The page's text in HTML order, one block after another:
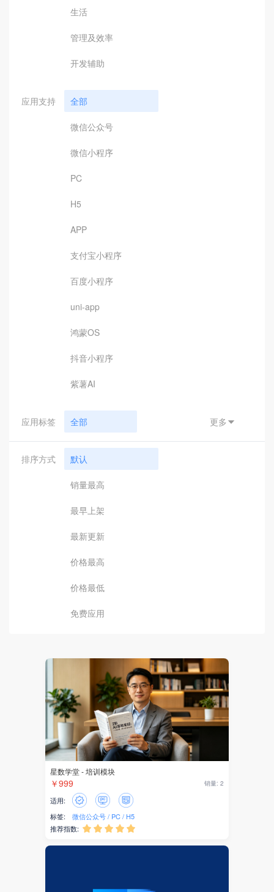
生活
管理及效率
开发辅助
应用支持 全部
微信公众号
微信小程序
PC
H5
APP
支付宝小程序
百度小程序
uni-app
鸿蒙OS
抖音小程序
紫薯AI
应用标签 全部
小程序支付
汇付
AI驱动
AI开发
硬件
巡检任务
设备
物联
更多 
排序方式 默认
销量最高
最早上架
最新更新
价格最高
价格最低
免费应用
星数学堂 - 培训模块
￥999 销量: 2
适用:
标签:
微信公众号 PC
H5
推荐指数:     